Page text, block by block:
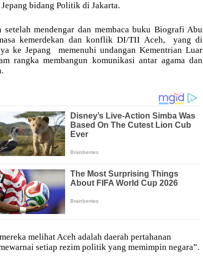
bidang Politik di Jakarta.
mendengar dan membaca buku Biografi Abu
kemerdekan dan konflik DI/TII Aceh, yang di
ke Jepang memenuhi undangan Kementrian Luar
rangka membangun komunikasi antar agama dan
melihat Aceh adalah daerah pertahanan
setiap rezim politik yang memimpin negara”.